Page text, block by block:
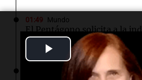
Play
Video
01:49 Mundo
El Pentágono solicita a la
un aumento en la producción
Ciencia